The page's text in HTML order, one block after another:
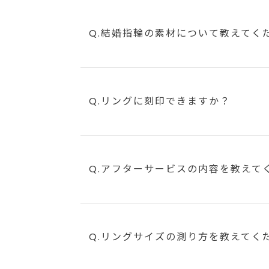
Q.結婚指輪の素材について教えてく
Q.リングに刻印できますか？
Q.アフターサービスの内容を教えて
Q.リングサイズの測り方を教えてく